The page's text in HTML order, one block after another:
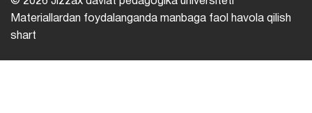
Materiallardan foydalanganda manbaga faol havola qilish
shart